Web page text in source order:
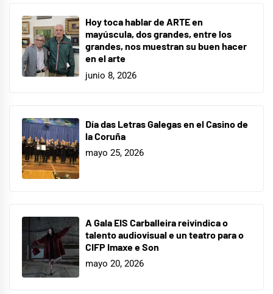
Hoy toca hablar de ARTE en
mayúscula, dos grandes, entre los
grandes, nos muestran su buen hacer
en el arte
junio 8, 2026
Día das Letras Galegas en el Casino de
la Coruña
mayo 25, 2026
A Gala EIS Carballeira reivindica o
talento audiovisual e un teatro para o
CIFP Imaxe e Son
mayo 20, 2026